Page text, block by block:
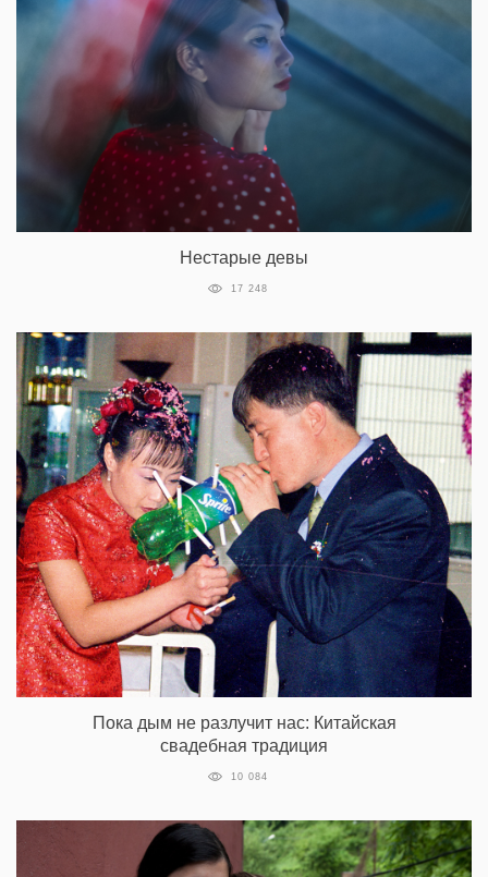
Нестарые девы
17 248
Пока дым не разлучит нас: Китайская
свадебная традиция
10 084